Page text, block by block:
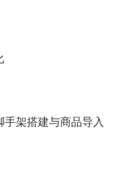
手架搭建与商品导入